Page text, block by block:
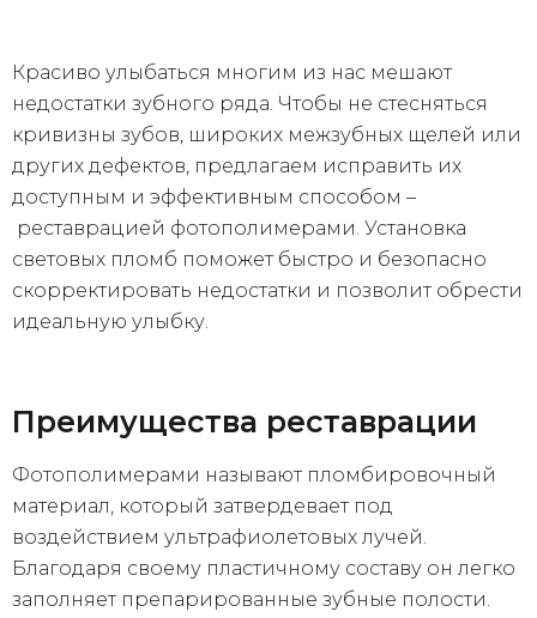
Красиво улыбаться многим из нас мешают
недостатки зубного ряда. Чтобы не стесняться
кривизны зубов, широких межзубных щелей или
других дефектов, предлагаем исправить их
доступным и эффективным способом –
реставрацией фотополимерами. Установка
световых пломб поможет быстро и безопасно
скорректировать недостатки и позволит обрести
идеальную улыбку.
Преимущества реставрации
Фотополимерами называют пломбировочный
материал, который затвердевает под
воздействием ультрафиолетовых лучей.
Благодаря своему пластичному составу он легко
заполняет препарированные зубные полости.